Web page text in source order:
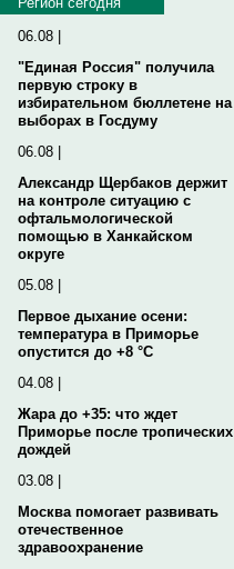
06.08 |
"Единая Россия" получила
первую строку в
избирательном бюллетене на
выборах в Госдуму
06.08 |
Александр Щербаков держит
на контроле ситуацию с
офтальмологической
помощью в Ханкайском
округе
05.08 |
Первое дыхание осени:
температура в Приморье
опустится до +8 °C
04.08 |
Жара до +35: что ждет
Приморье после тропических
дождей
03.08 |
Москва помогает развивать
отечественное
здравоохранение